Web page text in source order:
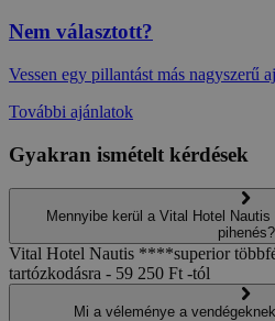
Nem választott?
Vessen egy pillantást más nagyszerű
További ajánlatok
Gyakran ismételt kérdések
Mennyibe kerül a Vital Hotel
pihenés?
Vital Hotel Nautis ****superior
tartózkodásra - 59 250 Ft -tól
Mi a véleménye a